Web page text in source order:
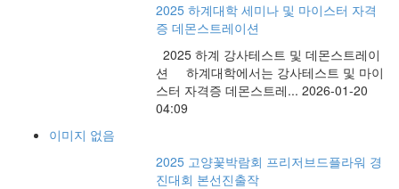
2025 하계대학 세미나 및 마이스터 자격
증 데몬스트레이션
2025 하계 강사테스트 및 데몬스트레이
션 하계대학에서는 강사테스트 및 마이
스터 자격증 데몬스트레... 2026-01-20
04:09
이미지 없음
2025 고양꽃박람회 프리저브드플라워 경
진대회 본선진출작